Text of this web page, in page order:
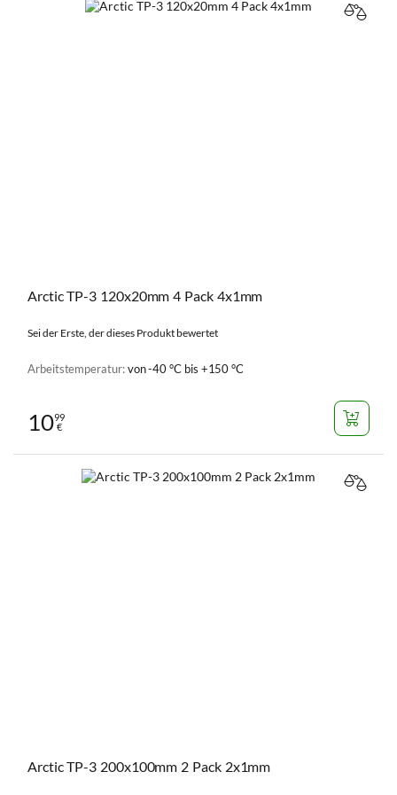
Arctic TP-3 120x20mm 4 Pack 4x1mm
Sei der Erste, der dieses Produkt bewertet
Arbeitstemperatur:von -40 °C bis +150 °C
1099
€
Arctic TP-3 200x100mm 2 Pack 2x1mm